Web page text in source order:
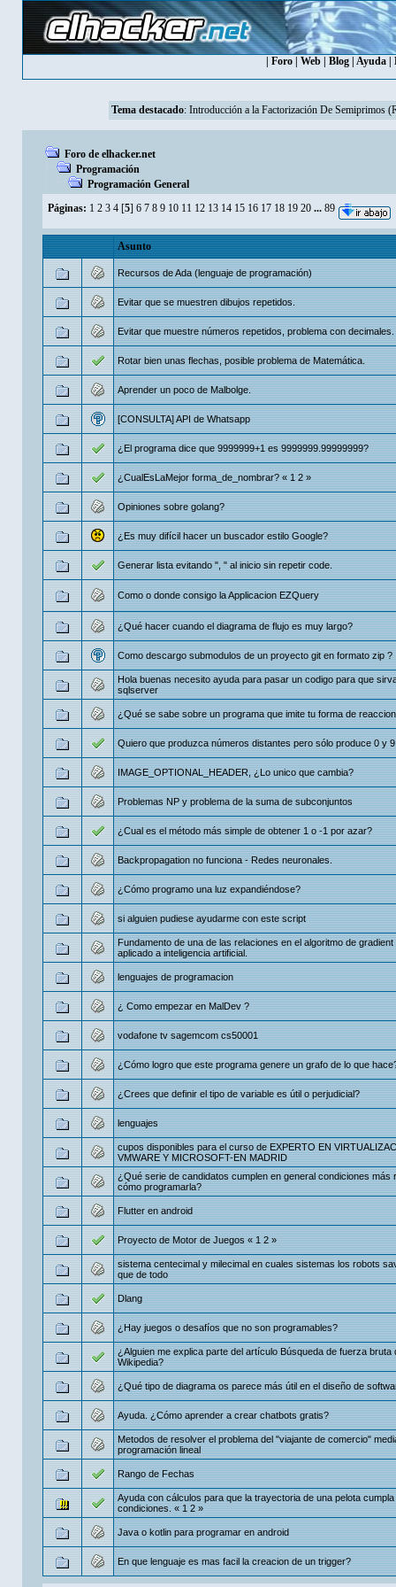
Foro Web Blog Ayuda
Tema destacado: Introducción a la Factorización De Semiprimos
Foro de elhacker.net
Programación
Programación General
Páginas: 1 2 3 4 [5] 6 7 8 9 10 11 12 13 14 15 16 17 18 19 20 ... 89
Asunto
Recursos de Ada (lenguaje de programación)
Evitar que se muestren dibujos repetidos.
Evitar que muestre números repetidos, problema con decimales.
Rotar bien unas flechas, posible problema de Matemática.
Aprender un poco de Malbolge.
[CONSULTA] API de Whatsapp
¿El programa dice que 9999999+1 es 9999999.99999999?
¿CualEsLaMejor forma_de_nombrar? «1 2»
Opiniones sobre golang?
¿Es muy difícil hacer un buscador estilo Google?
Generar lista evitando ", " al inicio sin repetir code.
Como o donde consigo la Applicacion EZQuery
¿Qué hacer cuando el diagrama de flujo es muy largo?
Como descargo submodulos de un proyecto git en formato zip ?
Hola buenas necesito ayuda para pasar un codigo para que
sqlserver
¿Qué se sabe sobre un programa que imite tu forma de
Quiero que produzca números distantes pero sólo produce 0 y
IMAGE_OPTIONAL_HEADER, ¿Lo unico que cambia?
Problemas NP y problema de la suma de subconjuntos
¿Cual es el método más simple de obtener 1 o -1 por azar?
Backpropagation no funciona - Redes neuronales.
¿Cómo programo una luz expandiéndose?
si alguien pudiese ayudarme con este script
Fundamento de una de las relaciones en el algoritmo de
aplicado a inteligencia artificial.
lenguajes de programacion
¿ Como empezar en MalDev ?
vodafone tv sagemcom cs50001
¿Cómo logro que este programa genere un grafo de lo que
¿Crees que definir el tipo de variable es útil o perjudicial?
lenguajes
cupos disponibles para el curso de EXPERTO EN
VMWARE Y MICROSOFT-EN MADRID
¿Qué serie de candidatos cumplen en general condiciones más
cómo programarla?
Flutter en android
Proyecto de Motor de Juegos «1 2»
sistema centecimal y milecimal en cuales sistemas los robots
que de todo
Dlang
¿Hay juegos o desafíos que no son programables?
¿Alguien me explica parte del artículo Búsqueda de fuerza bruta
Wikipedia?
¿Qué tipo de diagrama os parece más útil en el diseño de
Ayuda. ¿Cómo aprender a crear chatbots gratis?
Metodos de resolver el problema del "viajante de comercio"
programación lineal
Rango de Fechas
Ayuda con cálculos para que la trayectoria de una pelota
condiciones. «1 2»
Java o kotlin para programar en android
En que lenguaje es mas facil la creacion de un trigger?